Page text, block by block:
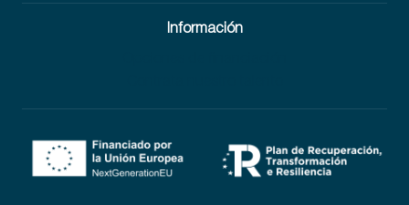
Información